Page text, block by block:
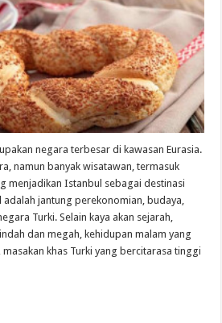
negara terbesar di kawasan Eurasia.
namun banyak wisatawan, termasuk
menjadikan Istanbul sebagai destinasi
adalah jantung perekonomian, budaya,
Turki. Selain kaya akan sejarah,
dan megah, kehidupan malam yang
khas Turki yang bercitarasa tinggi